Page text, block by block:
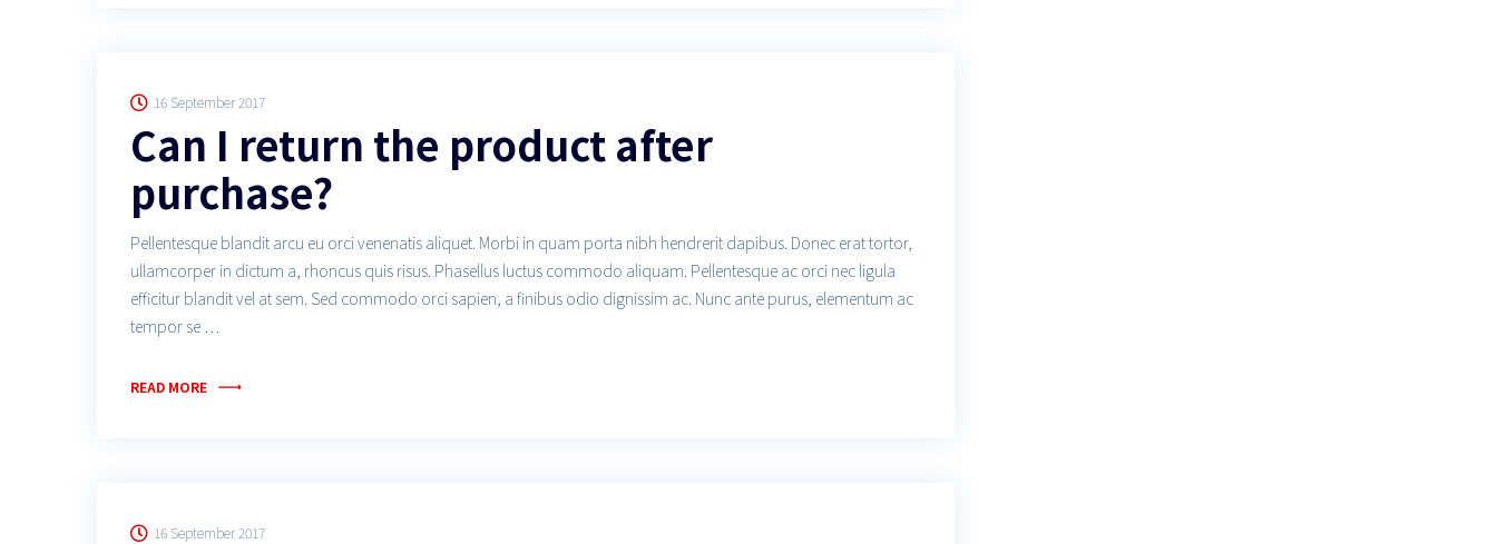
16 September 2017
Can I return the product after
purchase?
Pellentesque blandit arcu eu orci venenatis aliquet. Morbi in quam porta nibh hendrerit dapibus. Donec erat tortor,
ullamcorper in dictum a, rhoncus quis risus. Phasellus luctus commodo aliquam. Pellentesque ac orci nec ligula
efficitur blandit vel at sem. Sed commodo orci sapien, a finibus odio dignissim ac. Nunc ante purus, elementum ac
tempor se …
READ MORE
16 September 2017